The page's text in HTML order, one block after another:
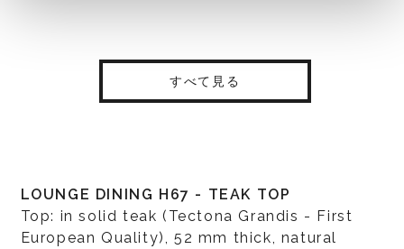
すべて見る
LOUNGE DINING H67 - TEAK TOP
Top: in solid teak (Tectona Grandis - First
European Quality), 52 mm thick, natural